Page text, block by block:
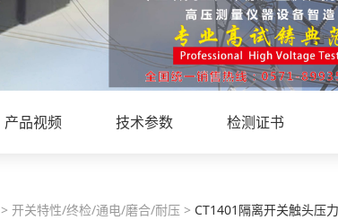
产品视频 技术参数 检测证书
> 开关特性/终检/通电/磨合/耐压 > CT1401隔离开关触头压